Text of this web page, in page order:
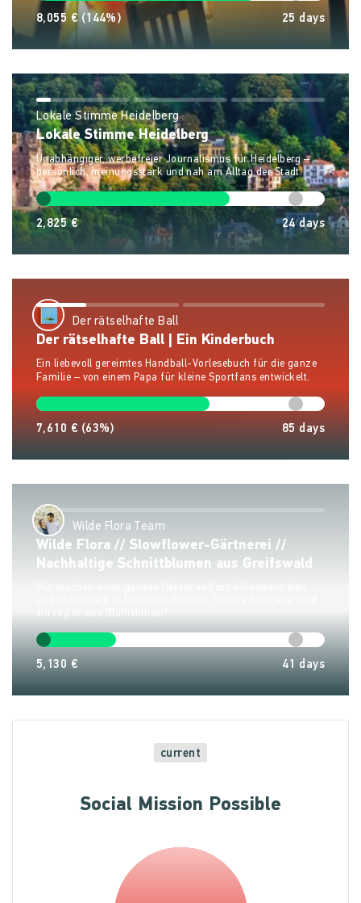
8,055 € (144%) 25 days
Lokale Stimme Heidelberg
Lokale Stimme Heidelberg
Unabhängiger, werbefreier Journalismus für Heidelberg –
persönlich, meinungsstark und nah am Alltag der Stadt.
2,825 € 24days
Der rätselhafte Ball
Der rätselhafte Ball | Ein Kinderbuch
Ein liebevoll gereimtes Handball-Vorlesebuch für die ganze
Familie – von einem Papa für kleine Sportfans entwickelt.
7,610 € (63%) 85 days
Wilde Flora Team
Wilde Flora // Slowflower-Gärtnerei //
Nachhaltige Schnittblumen aus Greifswald
5,130 € 41 days
current
Social Mission Possible